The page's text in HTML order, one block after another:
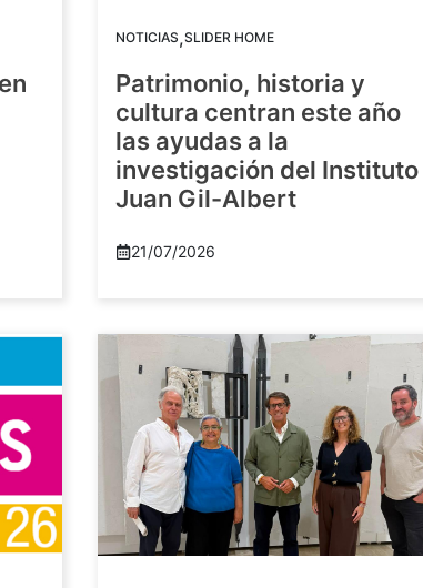
NOTICIAS,SLIDER HOME
Patrimonio, historia y
cultura centran este año
las ayudas a la
investigación del Instituto
Juan Gil-Albert
21/07/2026